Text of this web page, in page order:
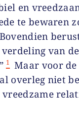
en
te bewaren
van de
1 Maar voor
overleg niet